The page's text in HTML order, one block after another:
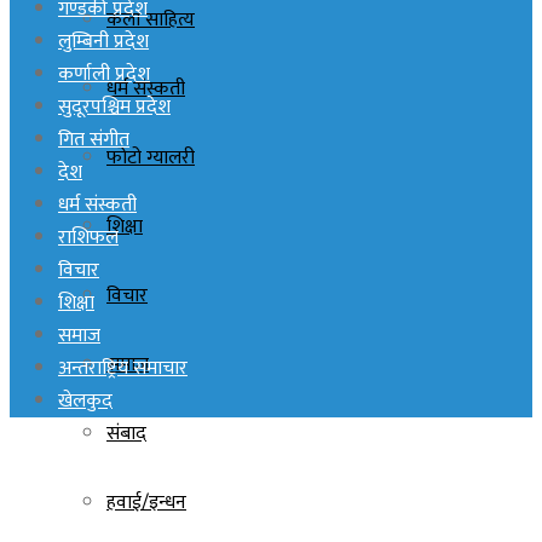
कला साहित्य
धर्म संस्कती
फोटो ग्यालरी
शिक्षा
विचार
समाज
संबाद
हवाई/इन्धन
गण्डकी प्रदेश
लुम्बिनी प्रदेश
कर्णाली प्रदेश
सुदूरपश्चिम प्रदेश
गित संगीत
देश
धर्म संस्कती
राशिफल
विचार
शिक्षा
समाज
अन्तराष्ट्रिय समाचार
खेलकुद